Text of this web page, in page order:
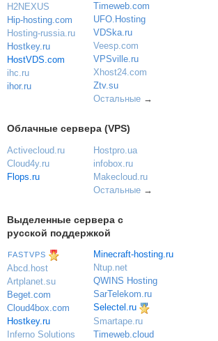
H2NEXUS
Hip-hosting.com
Hosting-russia.ru
Hostkey.ru
HostVDS.com
ihc.ru
ihor.ru
Timeweb.com
UFO.Hosting
VDSka.ru
Veesp.com
VPSville.ru
Xhost24.com
Ztv.su
Остальные→
Облачные сервера (VPS)
Activecloud.ru
Cloud4y.ru
Flops.ru
Hostpro.ua
infobox.ru
Makecloud.ru
Остальные→
Выделенные сервера с
русской поддержкой
FASTVPS
Abcd.host
Artplanet.su
Beget.com
Cloud4box.com
Hostkey.ru
Inferno Solutions
Minecraft-hosting.ru
Ntup.net
QWINS Hosting
SarTelekom.ru
Selectel.ru
Smartape.ru
Timeweb.cloud